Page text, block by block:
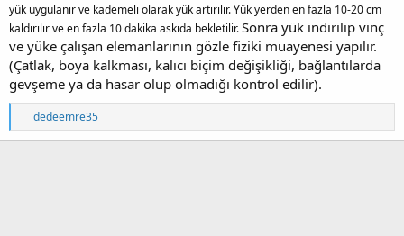
yük uygulanır ve kademeli olarak yük artırılır. Yük yerden en fazla 10-20 cm
kaldırılır ve en fazla 10 dakika askıda bekletilir.Sonra yük indirilip vinç
ve yüke çalışan elemanlarının gözle fiziki muayenesi yapılır.
(Çatlak, boya kalkması, kalıcı biçim değişikliği, bağlantılarda
gevşeme ya da hasar olup olmadığı kontrol edilir).
T
e
p
dedeemre35